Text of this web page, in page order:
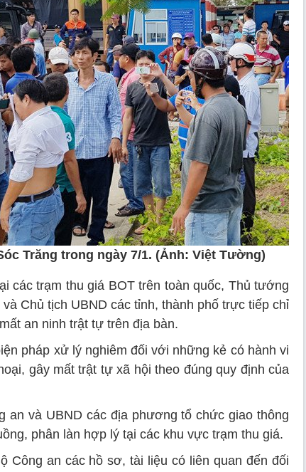
Trăng trong ngày 7/1. (Ảnh: Việt Tường)
các trạm thu giá BOT trên toàn quốc, Thủ tướng
Chủ tịch UBND các tỉnh, thành phố trực tiếp chỉ
an ninh trật tự trên địa bàn.
pháp xử lý nghiêm đối với những kẻ có hành vi
gây mất trật tự xã hội theo đúng quy định của
an và UBND các địa phương tổ chức giao thông
phân làn hợp lý tại các khu vực trạm thu giá.
Công an các hồ sơ, tài liệu có liên quan đến đối